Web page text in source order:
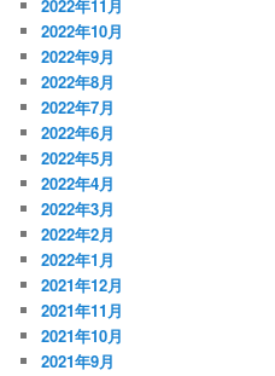
2022年11月
2022年10月
2022年9月
2022年8月
2022年7月
2022年6月
2022年5月
2022年4月
2022年3月
2022年2月
2022年1月
2021年12月
2021年11月
2021年10月
2021年9月